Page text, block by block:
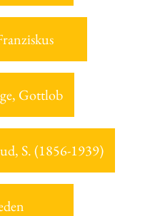
Gottlob
S. (1856-1939)